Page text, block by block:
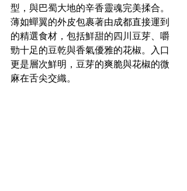
型，與巴蜀大地的辛香靈魂完美揉合。
薄如蟬翼的外皮包裹著由成都直接運到
的精選食材，包括鮮甜的四川豆芽、嚼
勁十足的豆乾與香氣優雅的花椒。入口
更是層次鮮明，豆芽的爽脆與花椒的微
麻在舌尖交織。